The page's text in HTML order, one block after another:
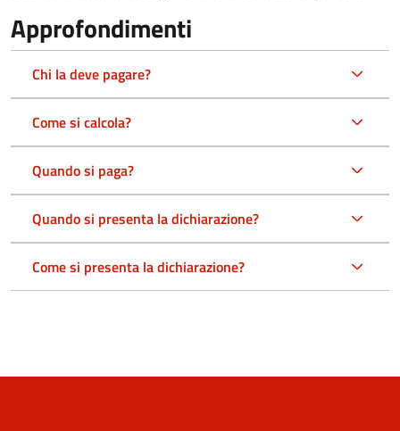
Approfondimenti
Chi la deve pagare?
Come si calcola?
Quando si paga?
Quando si presenta la dichiarazione?
Come si presenta la dichiarazione?